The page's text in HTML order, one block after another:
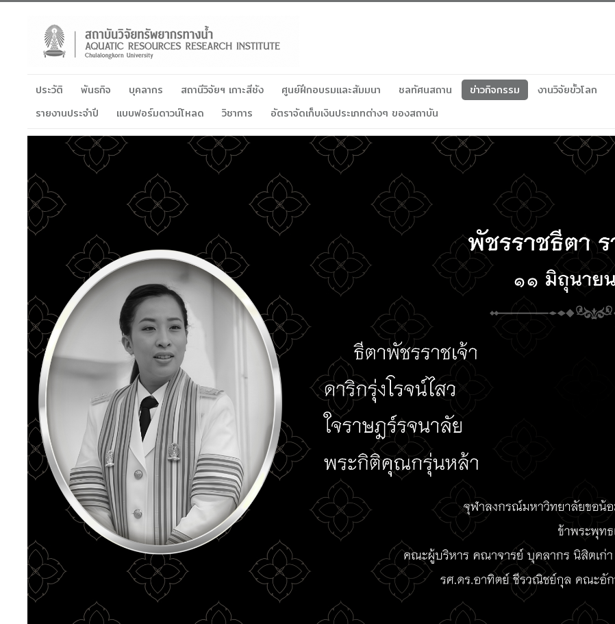
ประวัติ พันธกิจ บุคลากร สถานีวิจัยฯ เกาะสีชัง ศูนย์ฝึกอบรมและสัมมนา ชลทัศนสถาน ข่าวกิจกรรม งานวิจัยขั้วโลก
รายงานประจำปี
แบบฟอร์มดาวน์โหลด วิชาการ อัตราจัดเก็บเงินประเภทต่างๆ ของสถาบัน